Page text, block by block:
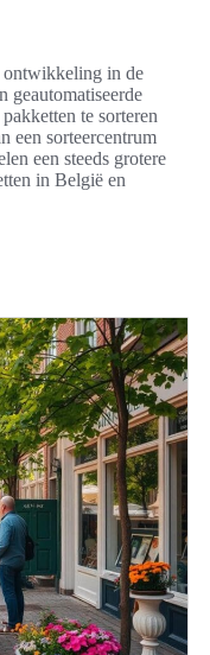
ontwikkeling in de
geautomatiseerde
te sorteren
een sorteercentrum
een steeds grotere
in België en